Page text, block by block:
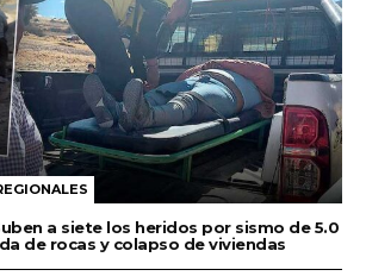
a siete los heridos por sismo de 5.0
de rocas y colapso de viviendas